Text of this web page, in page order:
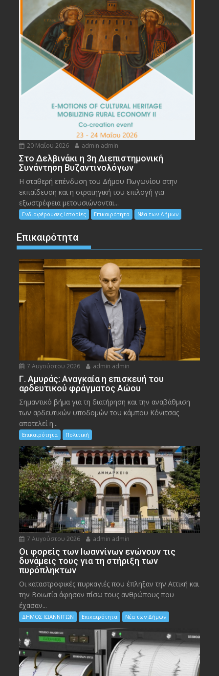
20 Μαΐου 2026 admin admin
Στο Δελβινάκι η 3η Διεπιστημονική
Συνάντηση Βυζαντινολόγων
Η σταθερή επένδυση του Δήμου Πωγωνίου στην
εκπαίδευση και η στρατηγική του επιλογή για
εξωστρέφεια μετουσιώνονται...
Ενδιαφέρουσες Ιστορίες Επικαιρότητα Νέα των Δήμων
Επικαιρότητα
7 Αυγούστου 2026 admin admin
Γ. Αμυράς: Αναγκαία η επισκευή του
αρδευτικού φράγματος Αώου
Σημαντικό βήμα για τη διατήρηση και την αναβάθμιση
των αρδευτικών υποδομών του κάμπου Κόνιτσας
αποτελεί η...
Επικαιρότητα Πολιτική
7 Αυγούστου 2026 admin admin
Οι φορείς των Ιωαννίνων ενώνουν τις
δυνάμεις τους για τη στήριξη των
πυρόπληκτων
Οι καταστροφικές πυρκαγιές που έπληξαν την Αττική και
την Bοιωτία άφησαν πίσω τους ανθρώπους που
έχασαν...
ΔΗΜΟΣ ΙΩΑΝΝΙΤΩΝ Επικαιρότητα Νέα των Δήμων